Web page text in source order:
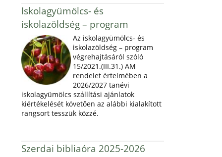
Iskolagyümölcs- és
iskolazöldség – program
Az iskolagyümölcs- és
iskolazöldség – program
végrehajtásáról szóló
15/2021.(III.31.) AM
rendelet értelmében a
2026/2027 tanévi
iskolagyümölcs szállítási ajánlatok
kiértékelését követően az alábbi kialakított
rangsort tesszük közzé.
Szerdai bibliaóra 2025-2026